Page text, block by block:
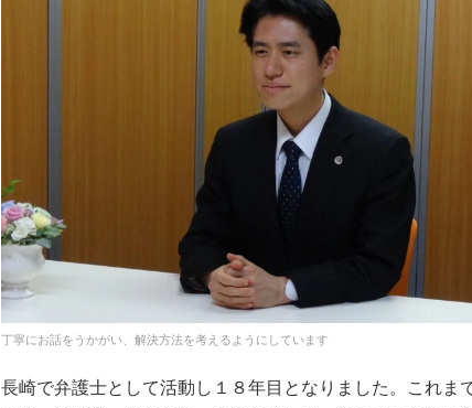
丁寧にお話をうかがい、解決方法を考えるようにしています
長崎で弁護士として活動し１８年目となりました。これま